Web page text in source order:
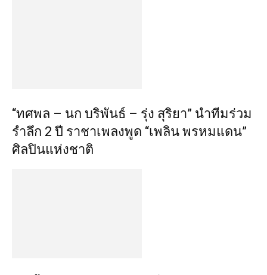
“ทศพล – นก บริพันธ์ – รุ่ง สุริยา” นำทีมร่วม
รำลึก 2 ปี ราชาเพลงพูด “เพลิน พรหมแดน”
ศิลปินแห่งชาติ